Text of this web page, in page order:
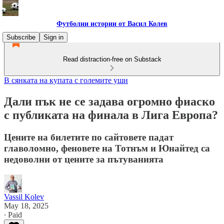
Футболни истории от Васил Колев
Subscribe
Sign in
Read distraction-free on Substack
В сянката на купата с големите уши
Дали пък не се задава огромно фиаско
с публиката на финала в Лига Европа?
Цените на билетите по сайтовете падат
главоломно, феновете на Тотнъм и Юнайтед са
недоволни от цените за пътуванията
Vassil Kolev
May 18, 2025
∙ Paid